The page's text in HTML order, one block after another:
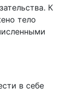
К
тело
в себе